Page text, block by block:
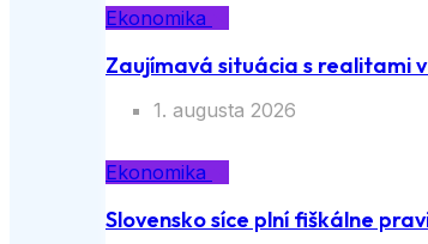
Ekonomika
Zaujímavá situácia s realitami
1. augusta 2026
Ekonomika
Slovensko síce plní fiškálne